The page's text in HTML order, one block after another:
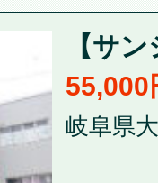
【サ
55,000
岐阜県